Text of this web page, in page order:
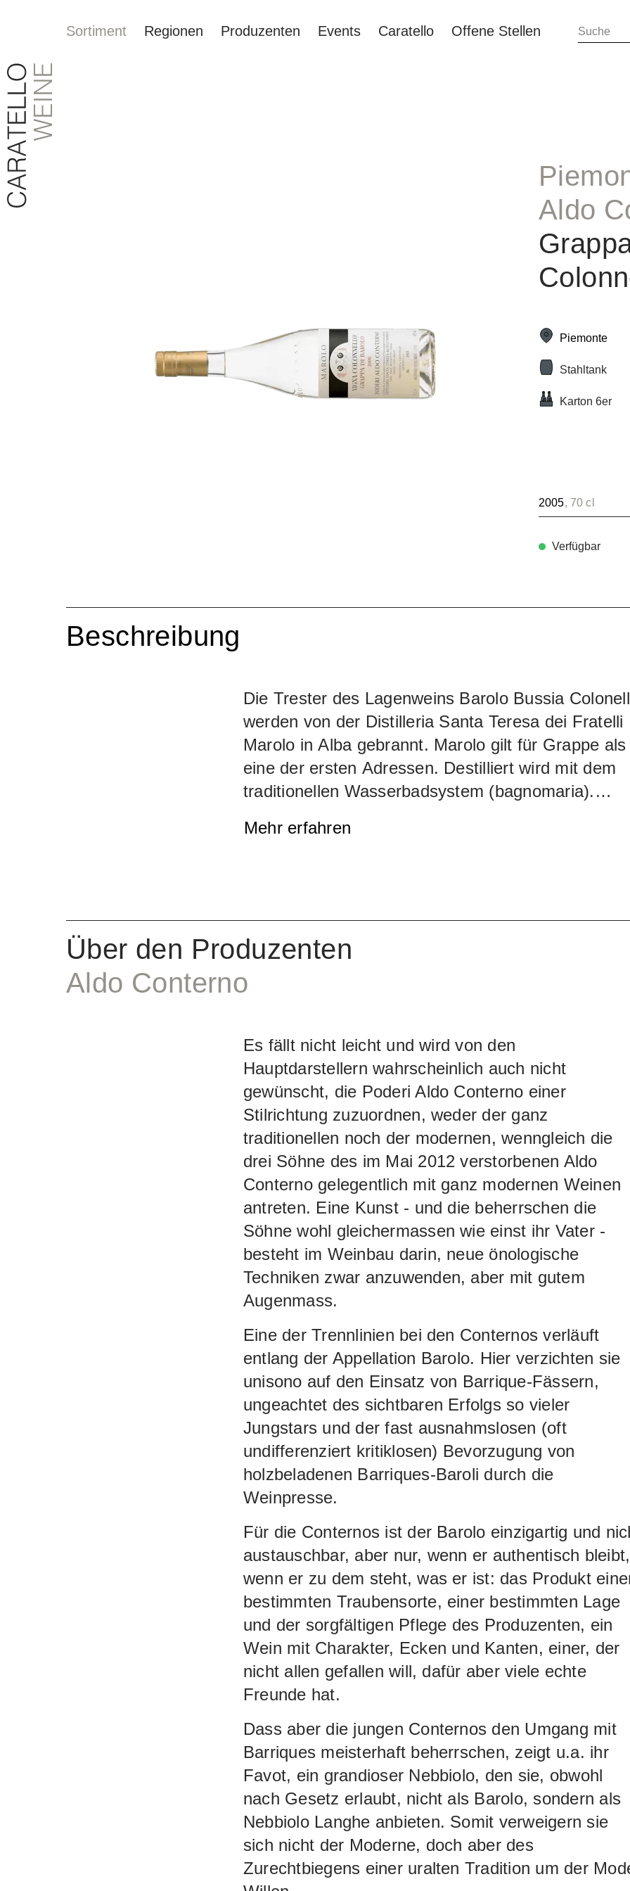
Sortiment Regionen Produzenten Events Caratello Offene Stellen
Aldo
Piemonte
Stahltank
Karton 6er
2005, 70 cl
Verfügbar
Beschreibung
Die Trester des Lagenweins Barolo Bussia
werden von der Distilleria Santa Teresa dei Fratelli
Marolo in Alba gebrannt. Marolo gilt für Grappe als
eine der ersten Adressen. Destilliert wird mit dem
traditionellen Wasserbadsystem (bagnomaria).
Colonello wie folgt: Feines, gradliniges und
Mehr erfahren
Über den Produzenten
Aldo Conterno
Es fällt nicht leicht und wird von den
Hauptdarstellern wahrscheinlich auch nicht
gewünscht, die Poderi Aldo Conterno einer
Stilrichtung zuzuordnen, weder der ganz
traditionellen noch der modernen, wenngleich die
drei Söhne des im Mai 2012 verstorbenen Aldo
Conterno gelegentlich mit ganz modernen Weinen
antreten. Eine Kunst - und die beherrschen die
Söhne wohl gleichermassen wie einst ihr Vater -
besteht im Weinbau darin, neue önologische
Techniken zwar anzuwenden, aber mit gutem
Augenmass.
Eine der Trennlinien bei den Conternos verläuft
entlang der Appellation Barolo. Hier verzichten sie
unisono auf den Einsatz von Barrique-Fässern,
ungeachtet des sichtbaren Erfolgs so vieler
Jungstars und der fast ausnahmslosen (oft
undifferenziert kritiklosen) Bevorzugung von
holzbeladenen Barriques-Baroli durch die
Weinpresse.
Für die Conternos ist der Barolo einzigartig und
austauschbar, aber nur, wenn er authentisch bleibt,
wenn er zu dem steht, was er ist: das Produkt
bestimmten Traubensorte, einer bestimmten Lage
und der sorgfältigen Pflege des Produzenten, ein
Wein mit Charakter, Ecken und Kanten, einer, der
nicht allen gefallen will, dafür aber viele echte
Freunde hat.
Dass aber die jungen Conternos den Umgang mit
Barriques meisterhaft beherrschen, zeigt u.a. ihr
Favot, ein grandioser Nebbiolo, den sie, obwohl
nach Gesetz erlaubt, nicht als Barolo, sondern als
Nebbiolo Langhe anbieten. Somit verweigern sie
sich nicht der Moderne, doch aber des
Zurechtbiegens einer uralten Tradition um der